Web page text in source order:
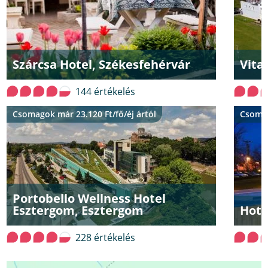
Szárcsa Hotel, Székesfehérvár
144 értékelés
Portobello Wellness Hotel
Esztergom, Esztergom
Csomagok már 23.120 Ft/fő/éj ártól
228 értékelés